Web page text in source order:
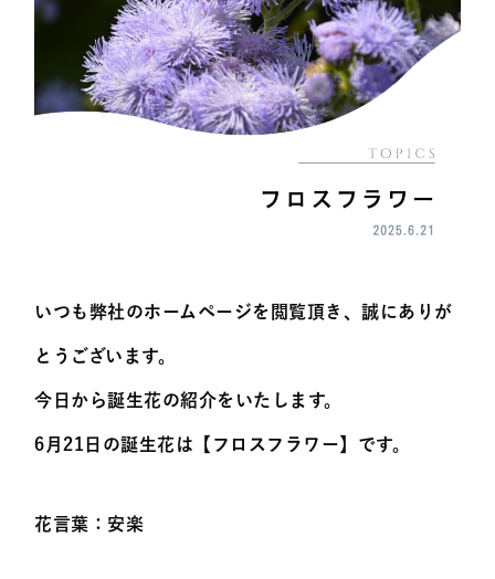
いつも弊社のホームページを閲覧頂き、誠にありが
とうございます。
今日から誕生花の紹介をいたします。
6月21日の誕生花は【 フロスフラワー】です。
花言葉： 安楽